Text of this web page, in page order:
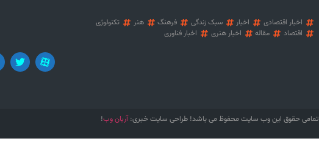
اخبار اقتصادی اخبار سبک زندگی فرهنگ هنر
تکنولوژی
اقتصاد
مقاله اخبار هنری اخبار فناوری
تمامی حقوق این وب سایت محفوظ می باشد! طراحی سایت خبری:آریان وب!